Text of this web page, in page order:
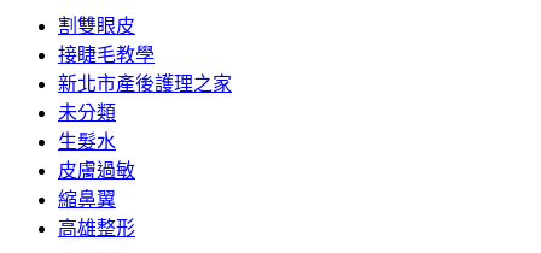
割雙眼皮
接睫毛教學
新北市產後護理之家
未分類
生髮水
皮膚過敏
縮鼻翼
高雄整形